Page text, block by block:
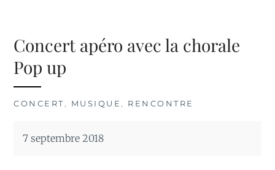
Concert apéro avec la chorale
Pop up
CONCERT, MUSIQUE , RENCONTRE
7 septembre 2018